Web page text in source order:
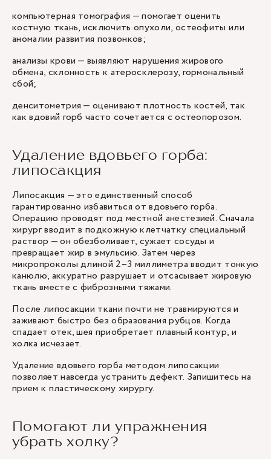
компьютерная томография — помогает оценить
костную ткань, исключить опухоли, остеофиты или
аномалии развития позвонков;
анализы крови — выявляют нарушения жирового
обмена, склонность к атеросклерозу, гормональный
сбой;
денситометрия — оценивают плотность костей, так
как вдовий горб часто сочетается с остеопорозом.
Удаление вдовьего горба:
липосакция
Липосакция — это единственный способ
гарантированно избавиться от вдовьего горба.
Операцию проводят под местной анестезией. Сначала
хирург вводит в подкожную клетчатку специальный
раствор — он обезболивает, сужает сосуды и
превращает жир в эмульсию. Затем через
микропроколы длиной 2–3 миллиметра вводит тонкую
канюлю, аккуратно разрушает и отсасывает жировую
ткань вместе с фиброзными тяжами.
После липосакции ткани почти не травмируются и
заживают быстро без образования рубцов. Когда
спадает отек, шея приобретает плавный контур, и
холка исчезает.
Удаление вдовьего горба методом липосакции
позволяет навсегда устранить дефект. Запишитесь на
прием к пластическому хирургу.
Помогают ли упражнения
убрать холку?